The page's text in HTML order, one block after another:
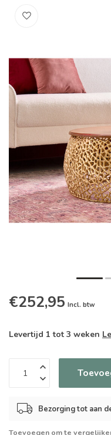
€252,95 Incl. btw
Levertijd 1 tot 3 weken
Bezorging tot aan
Toevoegen om te